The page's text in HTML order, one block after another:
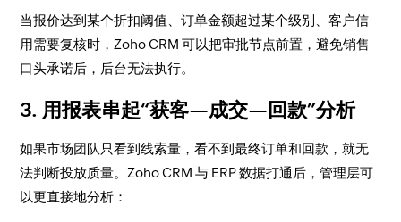
当报价达到某个折扣阈值、订单金额超过某个级别、客户信
用需要复核时，Zoho CRM 可以把审批节点前置，避免销售
口头承诺后，后台无法执行。
3. 用报表串起“获客—成交—回款”分析
如果市场团队只看到线索量，看不到最终订单和回款，就无
法判断投放质量。Zoho CRM 与 ERP 数据打通后，管理层可
以更直接地分析：